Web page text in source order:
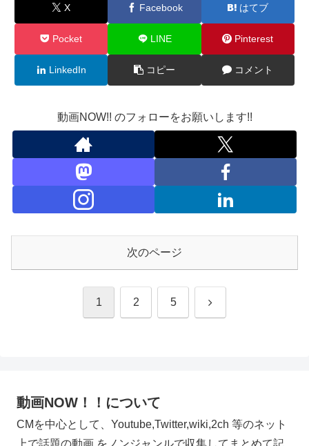
X Facebook はてブ
Pocket LINE Pinterest
LinkedIn コピー コメント
動画NOW!! のフォローをお願いします!!
次のページ
1 2 5 次
動画NOW！！について
CMを中心として、Youtube,Twitter,wiki,2ch 等のネット
上で話題の動画 をノンジャンルで収集してまとめて記